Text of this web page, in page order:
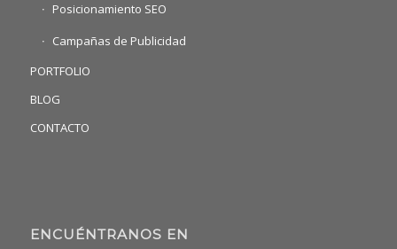
Posicionamiento SEO
Campañas de Publicidad
PORTFOLIO
BLOG
CONTACTO
ENCUÉNTRANOS EN